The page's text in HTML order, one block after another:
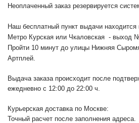
Неоплаченный заказ резервируется
Наш бесплатный пункт выдачи находится
Метро Курская или Чкаловская - выход
Пройти 10 минут до улицы Нижняя
Артплей.
Выдача заказа происходит после
ежедневно с 12:00 до 22:00 ч.
Курьерская доставка по Москве:
Точный расчет после заполнения адреса.